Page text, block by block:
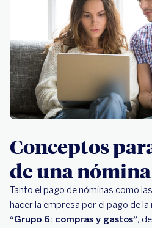
Conceptos
de una nómina
Tanto el pago de nóminas como
hacer la empresa por el pago de
“Grupo 6: compras y gastos”,